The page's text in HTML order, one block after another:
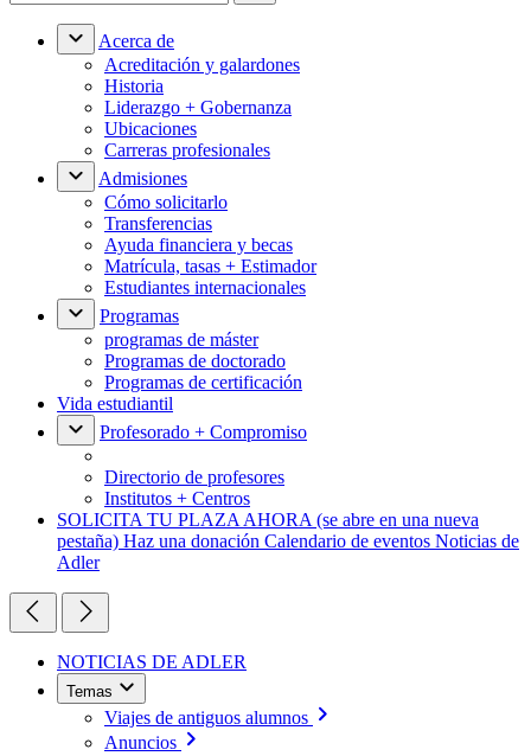
Acerca de
Acreditación y galardones
Historia
Liderazgo + Gobernanza
Ubicaciones
Carreras profesionales
Admisiones
Cómo solicitarlo
Transferencias
Ayuda financiera y becas
Matrícula, tasas + Estimador
Estudiantes internacionales
Programas
programas de máster
Programas de doctorado
Programas de certificación
Vida estudiantil
Profesorado + Compromiso
Directorio de profesores
Institutos + Centros
SOLICITA TU PLAZA AHORA (se abre en una nueva
pestaña) Haz una donación Calendario de eventos Noticias de
Adler
NOTICIAS DE ADLER
Temas
Viajes de antiguos alumnos
Anuncios